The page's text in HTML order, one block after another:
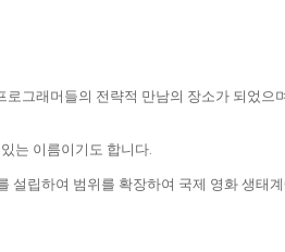
그래머들의 전략적 만남의 장소가 되었으
는 이름이기도 합니다.
립하여 범위를 확장하여 국제 영화 생태